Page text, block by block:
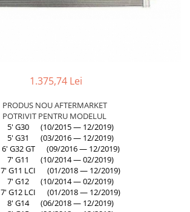
1.375,74 Lei
PRODUS NOU AFTERMARKET
POTRIVIT PENTRU MODELUL
5' G30 (10/2015 — 12/2019)
5' G31 (03/2016 — 12/2019)
6' G32 GT (09/2016 — 12/2019)
7' G11 (10/2014 — 02/2019)
7' G11 LCI (01/2018 — 12/2019)
7' G12 (10/2014 — 02/2019)
7' G12 LCI (01/2018 — 12/2019)
8' G14 (06/2018 — 12/2019)